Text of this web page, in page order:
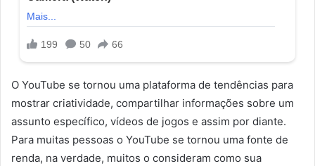
O YouTube se tornou uma plataforma de tendências para
mostrar criatividade, compartilhar informações sobre um
assunto específico, vídeos de jogos e assim por diante.
Para muitas pessoas o YouTube se tornou uma fonte de
renda, na verdade, muitos o consideram como sua